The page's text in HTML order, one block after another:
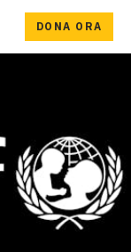
DONA ORA